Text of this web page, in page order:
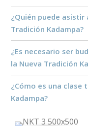
¿Quién puede asistir
Tradición Kadampa?
¿Es necesario ser
la Nueva Tradición
¿Cómo es una clase
Kadampa?